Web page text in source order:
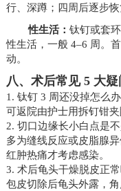
行、深蹲；四周后逐步
性生活： 钛钉或套
性生活，一般 4–6 周。
动。
八、术后常见 5 大
1. 钛钉 3 周还没掉怎么办
可返院由护士用拆钉钳
2. 切口边缘长小白点是
多为缝线反应或皮脂腺
红肿热痛才考虑感染。
3. 术后龟头干燥脱皮正常
包皮切除后龟头外露，